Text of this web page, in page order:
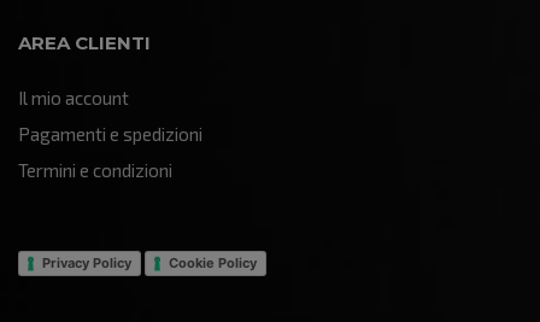
AREA CLIENTI
Il mio account
Pagamenti e spedizioni
Termini e condizioni
Privacy Policy Cookie Policy